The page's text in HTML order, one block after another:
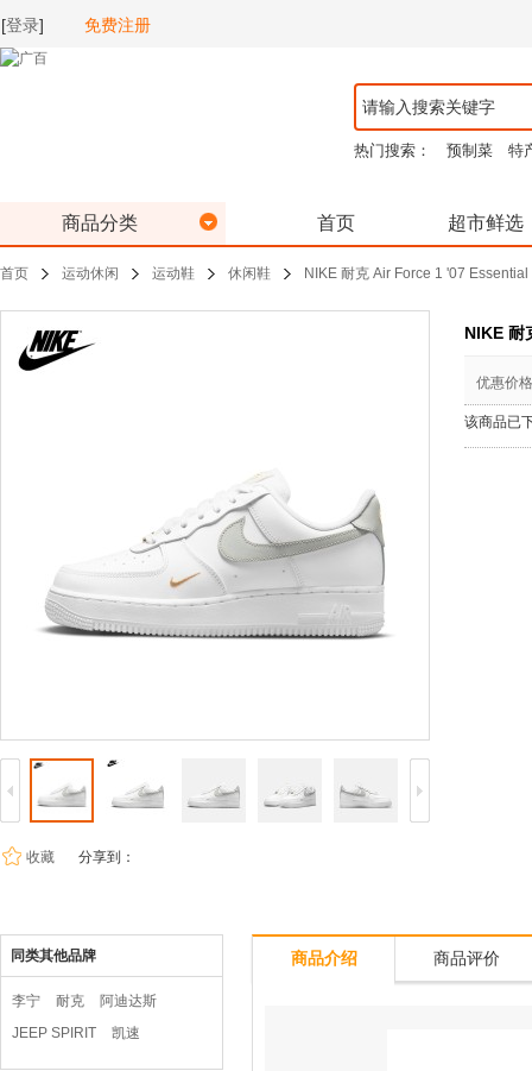
[登录] 免费注册
热门搜索： 预制菜 特
商品分类 首页 超市鲜选
首页 运动休闲 运动鞋 休闲鞋 NIKE 耐克 Air Force 1 '07
收藏 分享到：
NIKE 耐
优惠价
该商品已
同类其他品牌
李宁 耐克
阿迪达斯
JEEP SPIRIT
凯速
商品介绍 商品评价